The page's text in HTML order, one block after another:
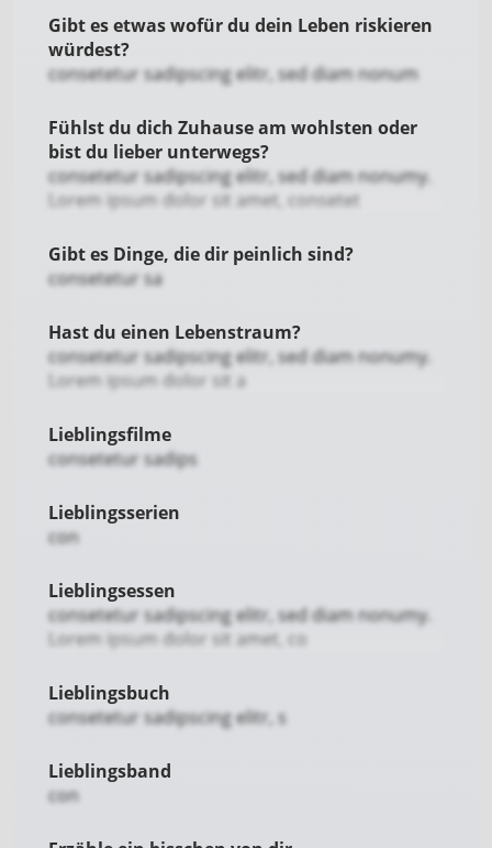
elitr, sed
Gibt es etwas wofür du dein Leben riskieren
würdest?
consetetur sadipscing elitr, sed diam nonum
Fühlst du dich Zuhause am wohlsten oder
bist du lieber unterwegs?
consetetur sadipscing elitr, sed diam nonumy.
Lorem ipsum dolor sit amet, consetet
Gibt es Dinge, die dir peinlich sind?
consetetur sa
Hast du einen Lebenstraum?
consetetur sadipscing elitr, sed diam nonumy.
Lorem ipsum dolor sit a
Lieblingsfilme
consetetur sadips
Lieblingsserien
con
Lieblingsessen
consetetur sadipscing elitr, sed diam nonumy.
Lorem ipsum dolor sit amet, co
Lieblingsbuch
consetetur sadipscing elitr, s
Lieblingsband
con